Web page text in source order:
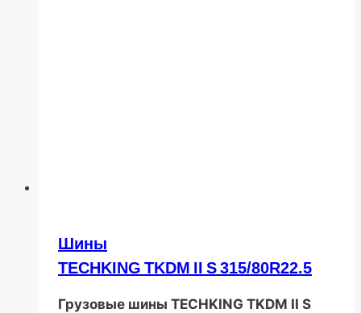
Шины
TECHKING TKDM II S 315/80R22.5
Грузовые шины TECHKING TKDM II S